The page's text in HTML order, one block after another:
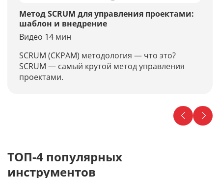
Метод SCRUM для управления проектами:
шаблон и внедрение
Видео 14 мин
SCRUM (СКРАМ) методология — что это?
SCRUM — самый крутой метод управления
проектами.
ТОП-4 популярных
инструментов